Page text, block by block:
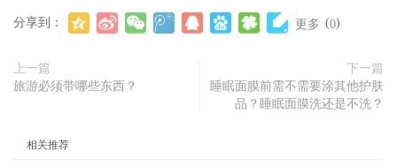
分享到： 更多 (0)
上一篇
旅游必须带哪些东西？
下一篇
睡眠面膜前需不需要涂其他护肤
品？睡眠面膜洗还是不洗？
相关推荐